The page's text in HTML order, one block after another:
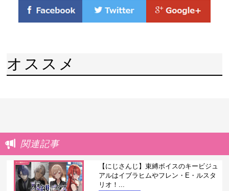
オススメ
関連記事
【にじさんじ】束縛ボイスのキービジュ
アルはイブラヒムやフレン・E・ルスタ
リオ！...